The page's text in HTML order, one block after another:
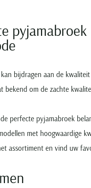
bijdragen aan de
bekend om de zachte
perfecte pyjamabroek
met hoogwaardige
assortiment en vind uw